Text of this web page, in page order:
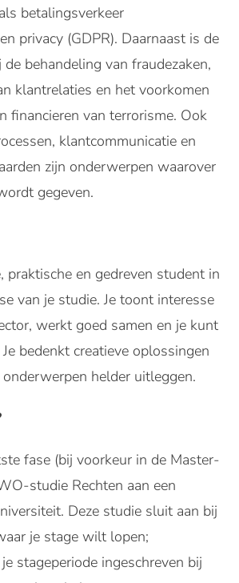
betalingsverkeer
privacy (GDPR). Daarnaast is de
behandeling van fraudezaken,
klantrelaties en het voorkomen
financieren van terrorisme. Ook
klantcommunicatie en
zijn onderwerpen waarover
gegeven.
praktische en gedreven student in
van je studie. Je toont interesse
werkt goed samen en je kunt
bedenkt creatieve oplossingen
helder uitleggen.
fase (bij voorkeur in de Master-
studie Rechten aan een
Deze studie sluit aan bij
je stage wilt lopen;
stageperiode ingeschreven bij